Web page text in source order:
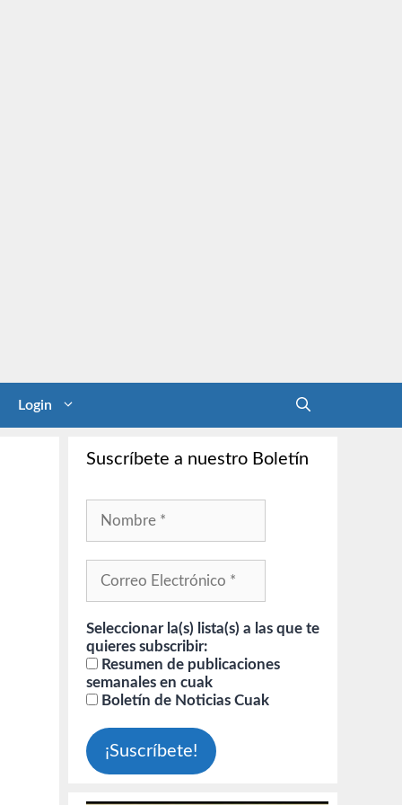
Login
Suscríbete a nuestro Boletín
Seleccionar la(s) lista(s) a las que te
quieres subscribir:
Resumen de publicaciones
semanales en cuak
Boletín de Noticias Cuak